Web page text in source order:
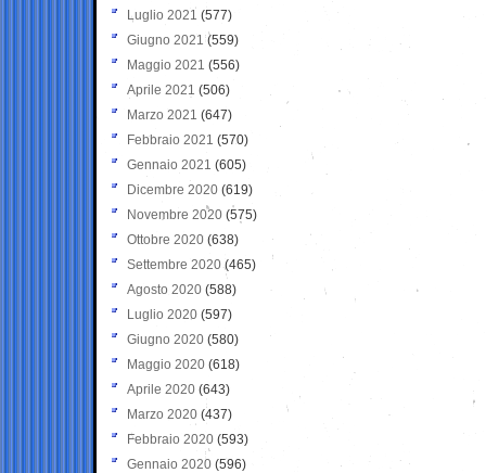
Luglio 2021 (577)
Giugno 2021(559)
Maggio 2021 (556)
Aprile 2021 (506)
Marzo 2021 (647)
Febbraio 2021 (570)
Gennaio 2021 (605)
Dicembre 2020 (619)
Novembre 2020 (575)
Ottobre 2020 (638)
Settembre 2020(465)
Agosto 2020 (588)
Luglio 2020 (597)
Giugno 2020 (580)
Maggio 2020 (618)
Aprile 2020 (643)
Marzo 2020 (437)
Febbraio 2020 (593)
Gennaio 2020 (596)